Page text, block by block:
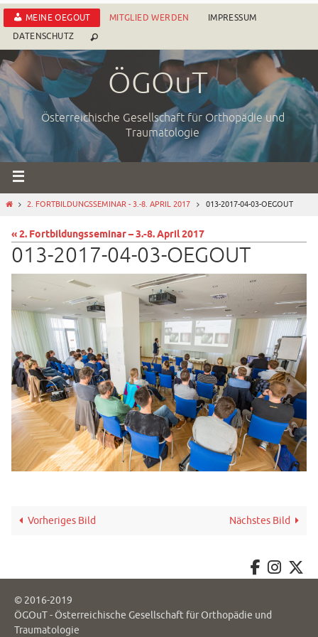
Zum
Inhalt
springen
MEINE OEGOUT MITGLIED WERDEN
IMPRESSUM
DATENSCHUTZ
ÖGOuT
Österreichische Gesellschaft für Orthopädie und
Traumatologie
START2. FORTBILDUNGSSEMINAR - 3.-8. APRIL 2017 013-2017-04-03-OEGOUT
« 2. Fortbildungsseminar – 3.-8. April 2017
013-2017-04-03-OEGOUT
Vorheriges Bild Nächstes Bild
© 2016-2019
ÖGOuT - Österreichische Gesellschaft für Orthopädie und
Traumatologie